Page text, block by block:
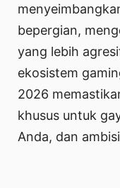
bepergian,
yang lebih
ekosistem
2026
khusus untuk
Anda, dan